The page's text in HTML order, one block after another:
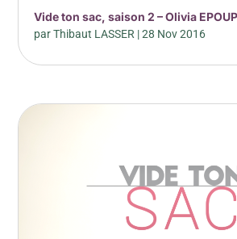
Vide ton sac, saison 2 – Olivia
parThibaut LASSER |28 Nov 2016